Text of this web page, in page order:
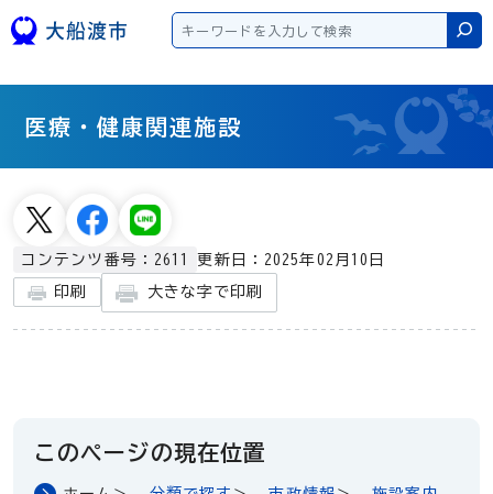
検索
医療・健康関連施設
コンテンツ番号：2611 更新日：2025年02月10日
印刷 大きな字で印刷
このページの現在位置